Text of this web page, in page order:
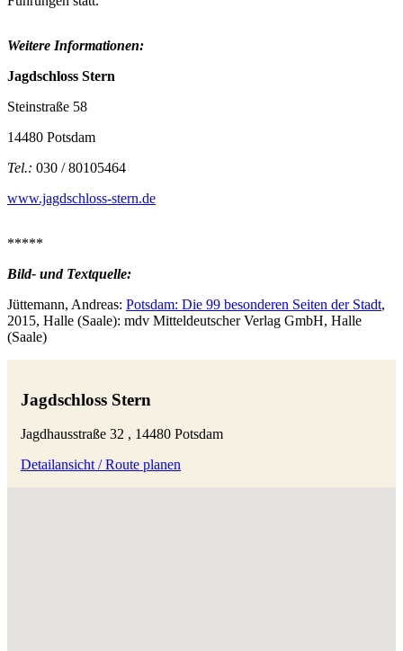
Weitere Informationen:
Jagdschloss Stern
Steinstraße 58
14480 Potsdam
Tel.: 030 / 80105464
www.jagdschloss-stern.de
*****
Bild- und Textquelle:
Jüttemann, Andreas: Potsdam: Die 99 besonderen Seiten der Stadt,
2015, Halle (Saale): mdv Mitteldeutscher Verlag GmbH, Halle
(Saale)
Jagdschloss Stern
Jagdhausstraße 32 , 14480 Potsdam
Detailansicht / Route planen